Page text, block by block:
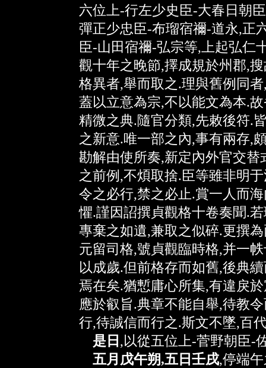
六位上-行左少史臣-大春日朝
彈正少忠臣-布瑠宿禰-道永,正
臣-山田宿禰-弘宗等,上起弘仁
觀十年之晚節,擇成規於州郡,
格異者,舉而取之.理與舊例同
蓋以立意為宗,不以能文為本.
精微之典.隨官分類,先敕後符.
之新意.唯一部之內,事有兩存,
勘解由使所奏,新定內外官交替
之前例,不煩取捨.臣等雖非明
令之必行,禁之必止.賞一人而
懼.謹因詔撰貞觀格十卷奏聞.
專棄之如遺,兼取之似碎.更撰
元留司格,號貞觀臨時格,并一
以成歲.但前格存而如舊,後典
焉在矣.猶慙庸心所集,有違戾
應於叡旨.典章不能自舉,待教
行,待誠信而行之.斯文不墜,百
是日 ,以從五位上-菅野朝臣-
五月戊午朔,五日壬戌,停端